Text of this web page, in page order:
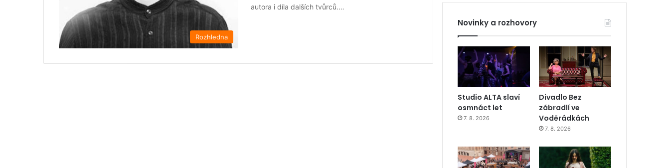
Rozhledna
autora i díla dalších tvůrců.…
Novinky a rozhovory
Studio ALTA slaví
osmnáct let
7. 8. 2026
Divadlo Bez
zábradlí ve
Voděrádkách
7. 8. 2026